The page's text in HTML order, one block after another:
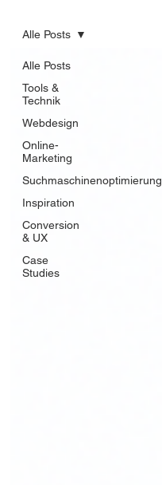
Alle Posts
Tools &
Technik
Webdesign
Online-
Marketing
Suchmaschinenoptimierung
Inspiration
Conversion
& UX
Case
Studies
Alle Posts